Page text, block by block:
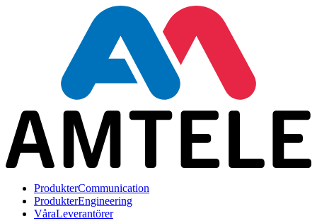
ProdukterCommunication
ProdukterEngineering
VåraLeverantörer